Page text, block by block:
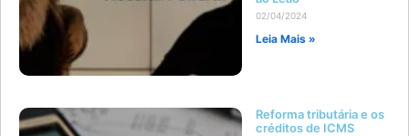
02/04/2024
Leia Mais »
Reforma tributária e os
créditos de ICMS